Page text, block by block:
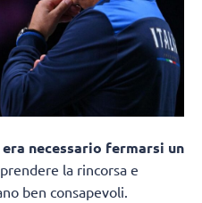
necessario fermarsi un
la rincorsa e
ben consapevoli.